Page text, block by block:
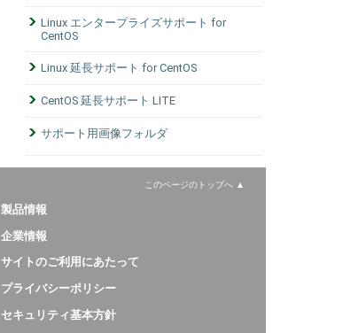
Linux エンタープライズサポート for
CentOS
Linux 延長サポート for CentOS
CentOS 延長サポート LITE
サポート用画像フォルダ
このページのトップへ
製品情報
企業情報
サイトのご利用にあたって
プライバシーポリシー
セキュリティ基本方針